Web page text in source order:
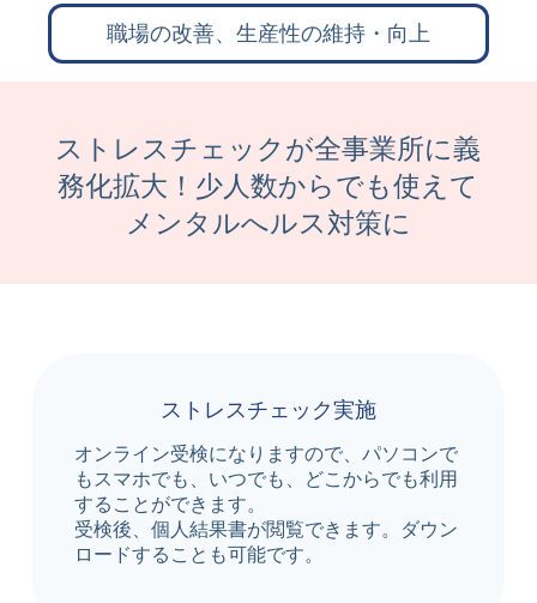
職場の改善、生産性の維持・向上
ストレスチェックが全事業所に義
務化拡大！少人数からでも使えて
メンタルへルス対策に
ストレスチェック実施
オンライン受検になりますので、パソコンで
もスマホでも、いつでも、どこからでも利用
することができます。
受検後、個人結果書が閲覧できます。ダウン
ロードすることも可能です。